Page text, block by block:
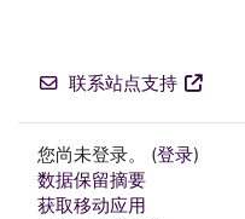
联系站点支持
您尚未登录。 (登录)
‎数据保留摘要‎
获取移动应用